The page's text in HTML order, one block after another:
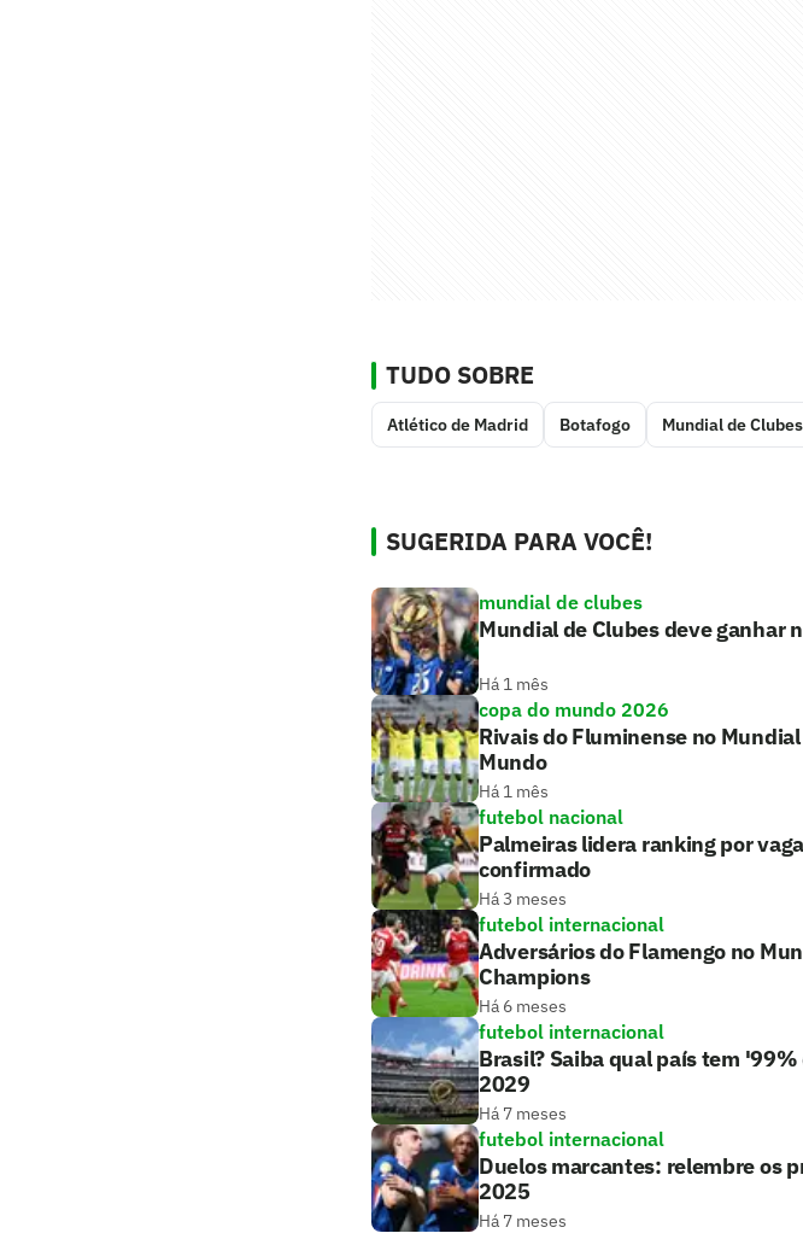
TUDO SOBRE
Atlético de Madrid Botafogo Mundial de Clubes
SUGERIDA PARA VOCÊ!
mundial de clubes
Mundial de Clubes deve ganhar
Há 1 mês
copa do mundo 2026
Rivais do Fluminense no
Mundo
Há 1 mês
futebol nacional
Palmeiras lidera ranking por
confirmado
Há 3 meses
futebol internacional
Adversários do Flamengo no
Champions
Há 6 meses
futebol internacional
Brasil? Saiba qual país tem
2029
Há 7 meses
futebol internacional
Duelos marcantes: relembre os
2025
Há 7 meses